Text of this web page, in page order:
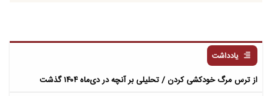
یادداشت
از ترس مرگ خودکشی کردن / تحلیلی بر آنچه در دی‌ماه ۱۴۰۴ گذشت